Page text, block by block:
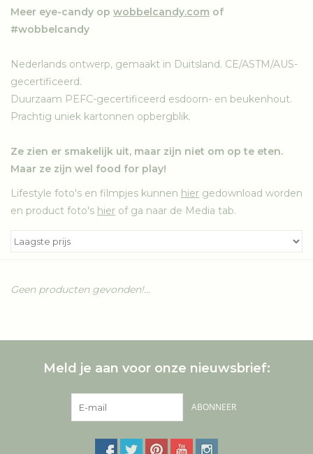
Meer eye-candy op wobbelcandy.com of
#wobbelcandy
Nederlands ontwerp, gemaakt in Duitsland. CE/ASTM/AUS-
gecertificeerd.
Duurzaam PEFC-gecertificeerd esdoorn- en beukenhout.
Prachtig uniek kartonnen opbergblik.
Ze zien er smakelijk uit, maar zijn niet om op te eten.
Maar ze zijn wel food for play!
Lifestyle foto's en filmpjes kunnen hier gedownload worden
en product foto's hier of ga naar de Media tab.
Geen producten gevonden!...
Meld je aan voor onze nieuwsbrief:
ABONNEER